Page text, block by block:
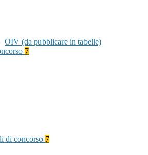
OIV (da pubblicare in tabelle)
7
di concorso 7